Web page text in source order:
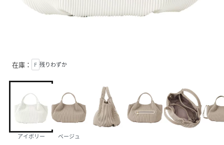
在庫： F 残りわずか
アイボリー ベージュ